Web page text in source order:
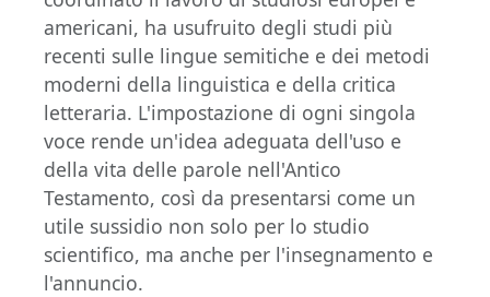
americani, ha usufruito degli studi più
recenti sulle lingue semitiche e dei metodi
moderni della linguistica e della critica
letteraria. L'impostazione di ogni singola
voce rende un'idea adeguata dell'uso e
della vita delle parole nell'Antico
Testamento, così da presentarsi come un
utile sussidio non solo per lo studio
scientifico, ma anche per l'insegnamento e
l'annuncio.